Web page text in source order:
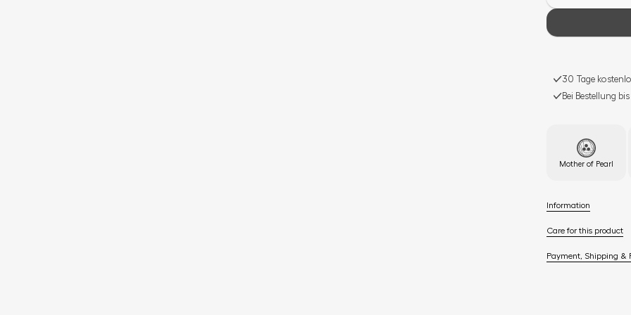
30 Tage
Bei Bestellung
Mother of Pearl
Information
Care for this product
Payment, Shipping &